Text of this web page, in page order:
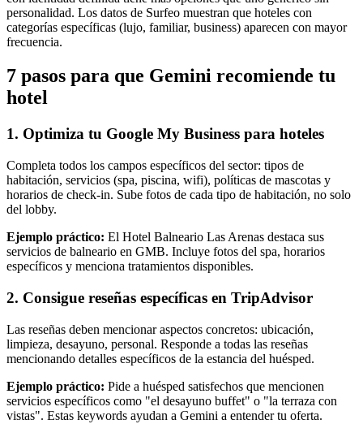
personalidad. Los datos de Surfeo muestran que hoteles con
categorías específicas (lujo, familiar, business) aparecen con mayor
frecuencia.
7 pasos para que Gemini recomiende tu
hotel
1. Optimiza tu Google My Business para hoteles
Completa todos los campos específicos del sector: tipos de
habitación, servicios (spa, piscina, wifi), políticas de mascotas y
horarios de check-in. Sube fotos de cada tipo de habitación, no solo
del lobby.
Ejemplo práctico: El Hotel Balneario Las Arenas destaca sus
servicios de balneario en GMB. Incluye fotos del spa, horarios
específicos y menciona tratamientos disponibles.
2. Consigue reseñas específicas en TripAdvisor
Las reseñas deben mencionar aspectos concretos: ubicación,
limpieza, desayuno, personal. Responde a todas las reseñas
mencionando detalles específicos de la estancia del huésped.
Ejemplo práctico: Pide a huésped satisfechos que mencionen
servicios específicos como "el desayuno buffet" o "la terraza con
vistas". Estas keywords ayudan a Gemini a entender tu oferta.